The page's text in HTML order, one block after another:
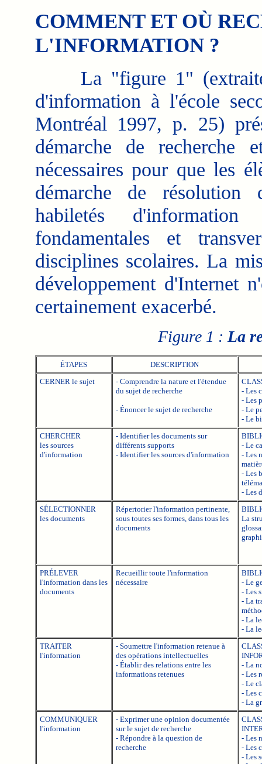
COMMENT ET OÙ
L'INFORMATION ?
La "figure 1" (extraite
d'information à l'école
Montréal 1997, p. 25)
démarche de recherche
nécessaires pour que les
démarche de résolution
habiletés d'information
fondamentales et
disciplines scolaires. La
développement d'Internet
certainement exacerbé.
Figure 1 : La
ÉTAPES
DESCRIPTION
CERNER le sujet
- Comprendre la nature et l'étendue
du sujet de recherche
- Énoncer le sujet de recherche
- Les
- Les
- Le
- Le
CHERCHER
les sources
d'information
- Identifier les documents sur
différents supports
- Identifier les sources d'information
- Le
- Les
- Les
- Les
SÉLECTIONNER
les documents
Répertorier l'information pertinente,
sous toutes ses formes, dans tous les
documents
La
PRÉLEVER
l'information dans les
documents
Recueillir toute l'information
nécessaire
- Le
- Les
- La
- La
- La
TRAITER
l'information
- Soumettre l'information retenue à
des opérations intellectuelles
- Établir des relations entre les
informations retenues
- La
- Les
- Le
- Les
- La
COMMUNIQUER
l'information
- Exprimer une opinion documentée
sur le sujet de recherche
- Répondre à la question de
recherche
- Les
- Les
- Les